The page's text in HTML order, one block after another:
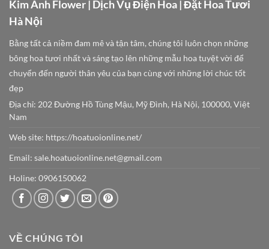
Kim Anh Flower | Dịch Vụ Điện Hoa | Đặt Hoa Tươi
Hà Nội
Bằng tất cả niềm đam mê và tận tâm, chúng tôi luôn chọn những
bông hoa tươi nhất và sáng tạo lên những mẫu hoa tuyệt vời để
chuyển đến người thân yêu của bạn cùng với những lời chúc tốt
đẹp
Địa chỉ: 202 Đường Hồ Tùng Mậu, Mỹ Đình, Hà Nội, 100000, Việt
Nam
Web site: https://hoatuoionline.net/
Email: sale.hoatuoionline.net@gmail.com
Holine: 0906150062
VỀ CHÚNG TÔI